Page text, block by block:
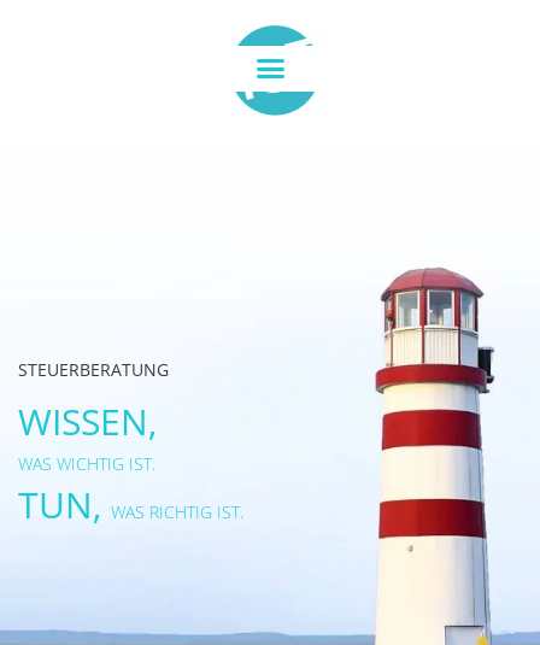
STEUERBERATUNG
WISSEN,
WAS WICHTIG IST.
TUN, WAS RICHTIG IST.